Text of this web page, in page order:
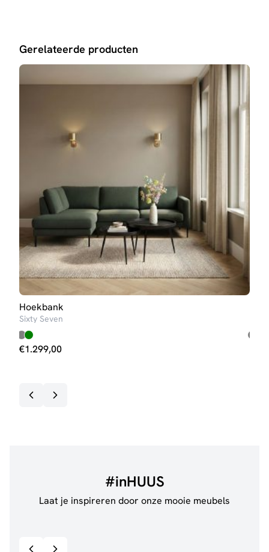
Gerelateerde producten
Hoekbank
Sixty Seven
€1.299,00
#inHUUS
Laat je inspireren door onze mooie meubels